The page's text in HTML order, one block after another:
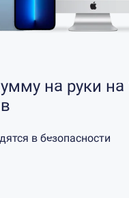
на руки на
в безопасности